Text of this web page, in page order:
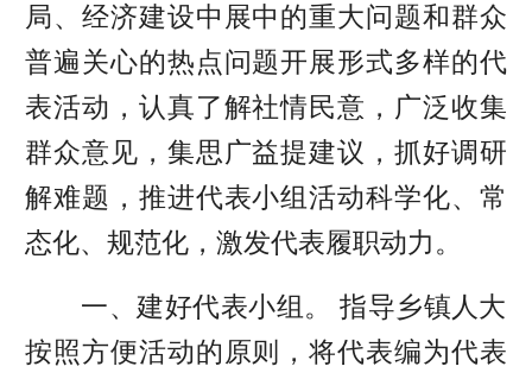
局、经济建设中展中的重大问题和群众
普遍关心的热点问题开展形式多样的代
表活动，认真了解社情民意，广泛收集
群众意见，集思广益提建议，抓好调研
解难题，推进代表小组活动科学化、常
态化、规范化，激发代表履职动力。
一、建好代表小组。 指导乡镇人大
按照方便活动的原则，将代表编为代表